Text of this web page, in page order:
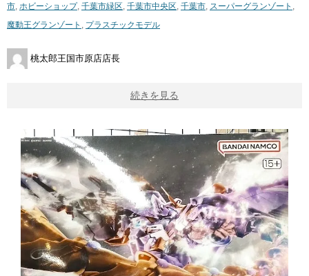
市 ホビーショップ, 千葉市緑区 千葉市中央区 千葉市 スーパーグランゾート
魔動王グランゾート
プラスチックモデル
桃太郎王国市原店店長
続きを見る